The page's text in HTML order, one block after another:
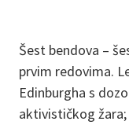
Šest bendova –
prvim redovima.
Edinburgha s
aktivističkog